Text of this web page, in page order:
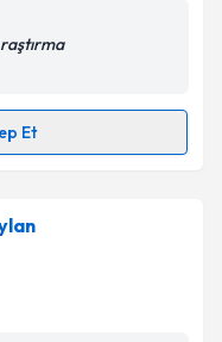
ilişkin
belirtilen
ediyorum.
Gönder
Et
takvimi talebi
almanız için bir
bilgilendireceğiz.